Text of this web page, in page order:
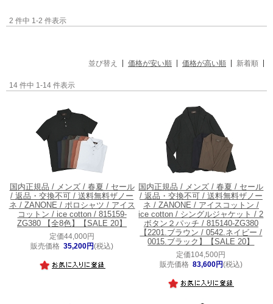
2 件中 1-2 件表示
並び替え 価格が安い順 価格が高い順 新着順
14 件中 1-14 件表示
国内正規品 / メンズ / 春夏 / セール
/ 返品・交換不可 / 送料無料ザノー
ネ / ZANONE / ポロシャツ / アイス
コットン / ice cotton / 815159-
ZG380 【全8色】【SALE 20】
定価44,000円
販売価格 35,200円(税込)
国内正規品 / メンズ / 春夏 / セール
/ 返品・交換不可 / 送料無料ザノー
ネ / ZANONE / アイスコットン /
ice cotton / シングルジャケット / 2
ボタン２パッチ / 815140-ZG380
【2201.ブラウン / 0542.ネイビー /
0015.ブラック】【SALE 20】
定価104,500円
販売価格 83,600円(税込)